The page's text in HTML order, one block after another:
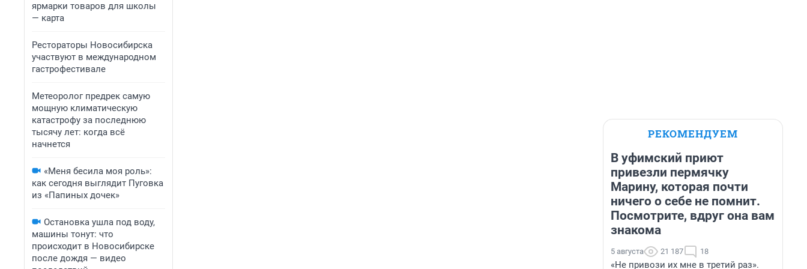
ярмарки товаров для школы
— карта
Рестораторы Новосибирска
участвуют в международном
гастрофестивале
Метеоролог предрек самую
мощную климатическую
катастрофу за последнюю
тысячу лет: когда всё
начнется
«Меня бесила моя роль»:
как сегодня выглядит Пуговка
из «Папиных дочек»
Остановка ушла под воду,
машины тонут: что
происходит в Новосибирске
после дождя — видео
РЕКОМЕНДУЕМ
В уфимский приют
привезли пермячку
Марину, которая почти
ничего о себе не помнит.
Посмотрите, вдруг она вам
знакома
5 августа 21 187 18
«Не привози их мне в третий раз».